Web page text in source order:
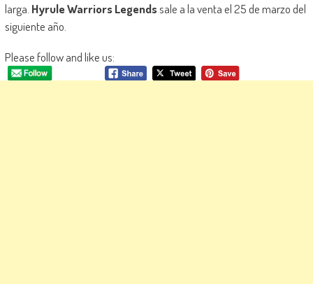
larga. Hyrule Warriors Legendssale a la venta el 25 de marzo del
siguiente año.
Please follow and like us: